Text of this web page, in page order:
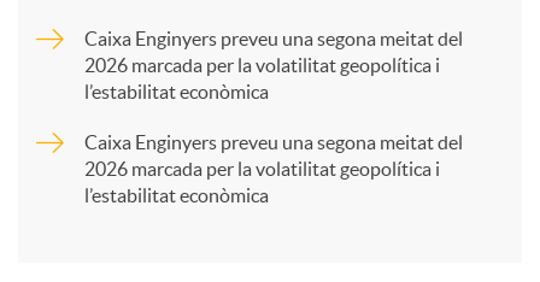
t
Caixa Enginyers preveu una segona meitat del
2026 marcada per la volatilitat geopolítica i
l’estabilitat econòmica
Caixa Enginyers preveu una segona meitat del
2026 marcada per la volatilitat geopolítica i
l’estabilitat econòmica